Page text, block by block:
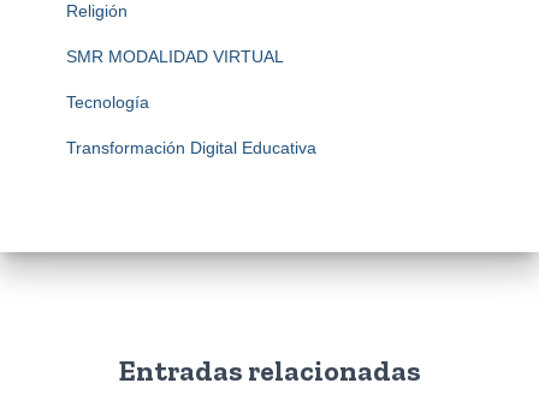
Religión
SMR MODALIDAD VIRTUAL
Tecnología
Transformación Digital Educativa
Entradas relacionadas